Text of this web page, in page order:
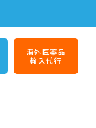
海外医薬品
輸入代行